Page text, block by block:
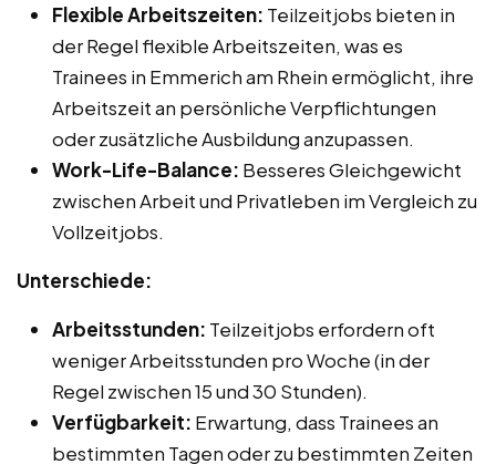
Flexible Arbeitszeiten: Teilzeitjobs bieten in
der Regel flexible Arbeitszeiten, was es
Trainees in Emmerich am Rhein ermöglicht, ihre
Arbeitszeit an persönliche Verpflichtungen
oder zusätzliche Ausbildung anzupassen.
Work-Life-Balance: Besseres Gleichgewicht
zwischen Arbeit und Privatleben im Vergleich zu
Vollzeitjobs.
Unterschiede:
Arbeitsstunden: Teilzeitjobs erfordern oft
weniger Arbeitsstunden pro Woche (in der
Regel zwischen 15 und 30 Stunden).
Verfügbarkeit: Erwartung, dass Trainees an
bestimmten Tagen oder zu bestimmten Zeiten